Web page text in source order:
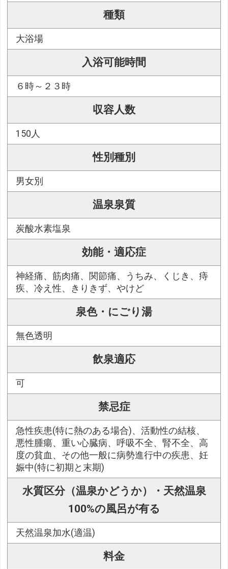
種類
大浴場
入浴可能時間
６時～２３時
収容人数
150人
性別種別
男女別
温泉泉質
炭酸水素塩泉
効能・適応症
神経痛、筋肉痛、関節痛、うちみ、くじき、痔
疾、冷え性、きりきず、やけど
泉色・にごり湯
無色透明
飲泉適応
可
禁忌症
急性疾患(特に熱のある場合)、活動性の結核、
悪性腫瘍、重い心臓病、呼吸不全、腎不全、高
度の貧血、その他一般に病勢進行中の疾患、妊
娠中(特に初期と末期)
水質区分（温泉かどうか）・天然温泉
100%の風呂が有る
天然温泉加水(適温)
料金